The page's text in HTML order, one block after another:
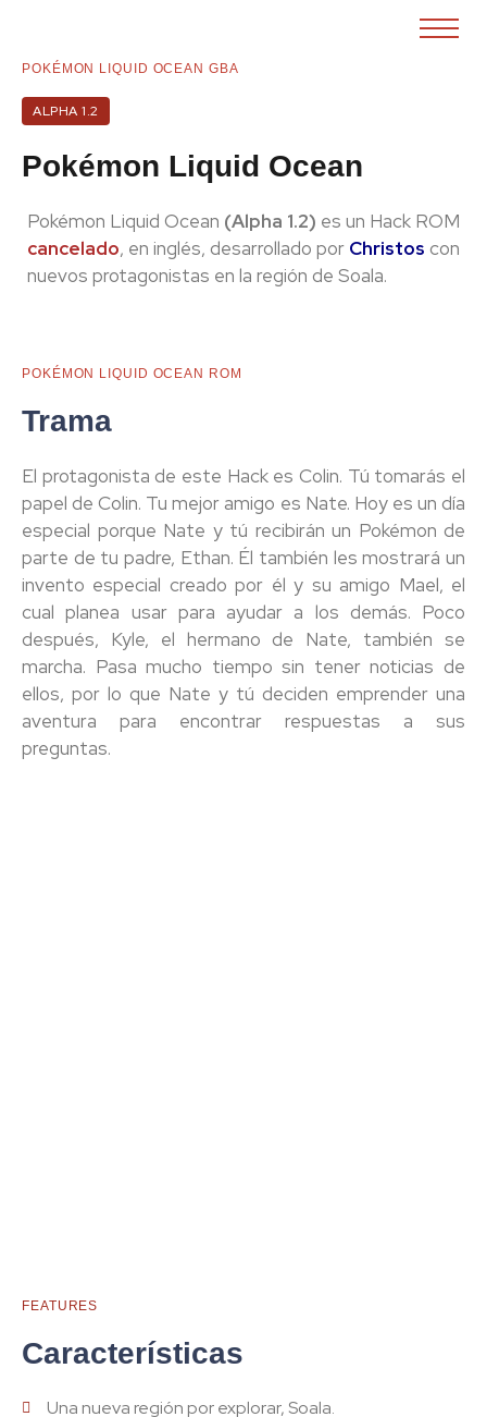
POKÉMON LIQUID OCEAN GBA
ALPHA 1.2
Pokémon Liquid Ocean
Pokémon Liquid Ocean (Alpha 1.2) es un Hack ROM
cancelado, en inglés, desarrollado por Christos con
nuevos protagonistas en la región de Soala.
POKÉMON LIQUID OCEAN ROM
Trama
El protagonista de este Hack es Colin. Tú tomarás el
papel de Colin. Tu mejor amigo es Nate. Hoy es un día
especial porque Nate y tú recibirán un Pokémon de
parte de tu padre, Ethan. Él también les mostrará un
invento especial creado por él y su amigo Mael, el
cual planea usar para ayudar a los demás. Poco
después, Kyle, el hermano de Nate, también se
marcha. Pasa mucho tiempo sin tener noticias de
ellos, por lo que Nate y tú deciden emprender una
aventura para encontrar respuestas a sus
preguntas.
FEATURES
Características
Una nueva región por explorar, Soala.